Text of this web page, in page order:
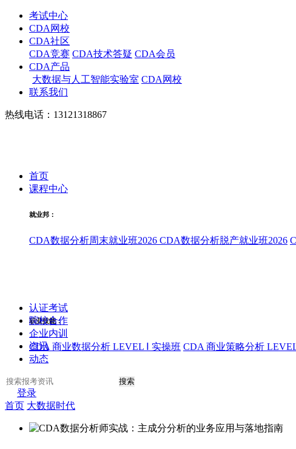
考试中心
CDA网校
CDA社区
CDA竞赛 CDA技术答疑 CDA会员
CDA产品
大数据与人工智能实验室 CDA网校
联系我们
热线电话：13121318867
首页
课程中心
就业邦：
CDA数据分析周末就业班2026 CDA数据分析脱产就业班2026
职业技能：
CDA 商业数据分析 LEVEL Ⅰ 实操班 CDA 商业策略分析
认证考试
院校合作
企业内训
资讯
动态
搜索
登录
首页 大数据时代